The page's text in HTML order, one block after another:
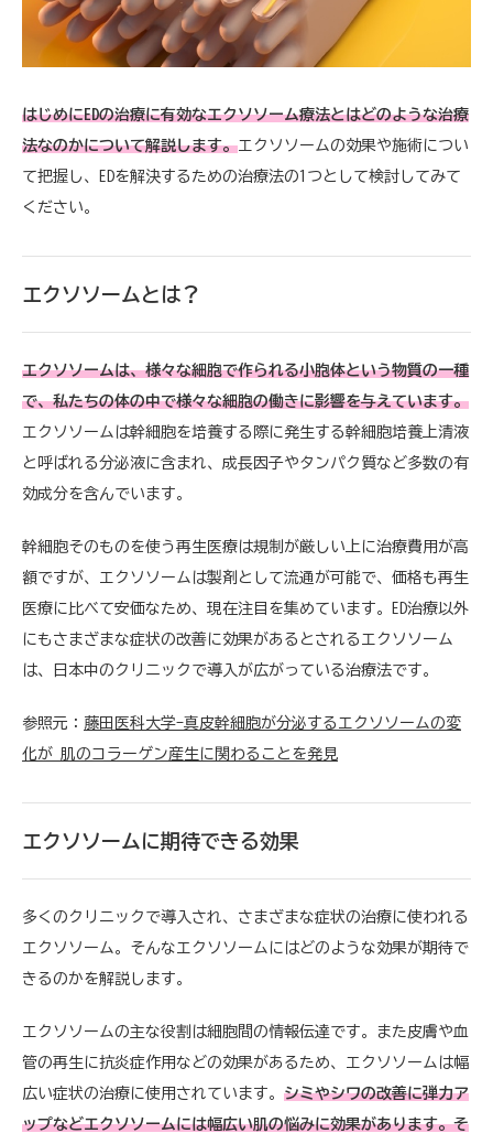
はじめにEDの治療に有効なエクソソーム療法とはどのような治療
法なのかについて解説します。エクソソームの効果や施術につい
て把握し、EDを解決するための治療法の1つとして検討してみて
ください。
エクソソームとは？
エクソソームは、様々な細胞で作られる小胞体という物質の一種
で、私たちの体の中で様々な細胞の働きに影響を与えています。
エクソソームは幹細胞を培養する際に発生する幹細胞培養上清液
と呼ばれる分泌液に含まれ、成長因子やタンパク質など多数の有
効成分を含んでいます。
幹細胞そのものを使う再生医療は規制が厳しい上に治療費用が高
額ですが、エクソソームは製剤として流通が可能で、価格も再生
医療に比べて安価なため、現在注目を集めています。ED治療以外
にもさまざまな症状の改善に効果があるとされるエクソソーム
は、日本中のクリニックで導入が広がっている治療法です。
参照元： 藤田医科大学-真皮幹細胞が分泌するエクソソームの変
化が 肌のコラーゲン産生に関わることを発見
エクソソームに期待できる効果
多くのクリニックで導入され、さまざまな症状の治療に使われる
エクソソーム。そんなエクソソームにはどのような効果が期待で
きるのかを解説します。
エクソソームの主な役割は細胞間の情報伝達です。また皮膚や血
管の再生に抗炎症作用などの効果があるため、エクソソームは幅
広い症状の治療に使用されています。 シミやシワの改善に弾力ア
ップなどエクソソームには幅広い肌の悩みに効果があります。そ